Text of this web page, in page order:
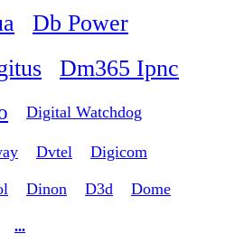
Db Power
Dm365 Ipnc
Digital Watchdog
Dvtel Digicom
Dinon D3d Dome
...